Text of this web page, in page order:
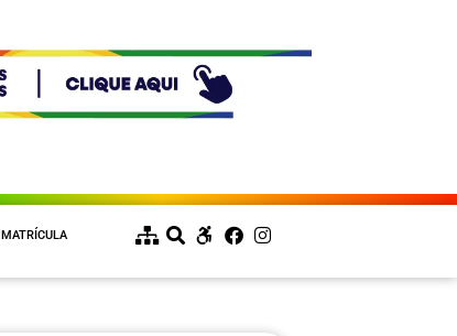
MATRÍCULA